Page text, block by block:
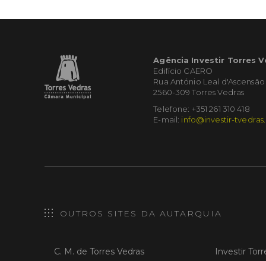
Agência Investir Torres
Edifício CAERO
Rua António Leal d'Ascensão
2560-309 Torres Vedras
Telefone: +351 261 310 418
E-mail: info@investir-
OUTROS SITES DA AUTARQUIA
C. M. de Torres Vedras Investir